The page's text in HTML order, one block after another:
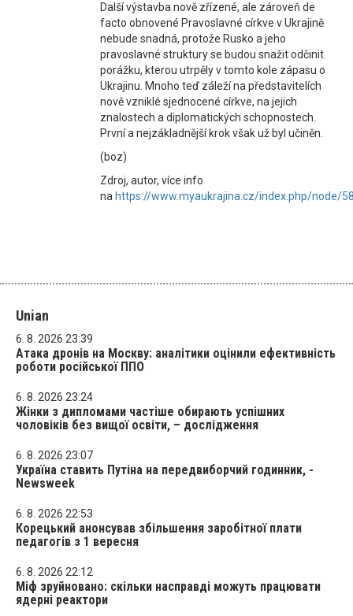
Další výstavba nově zřízené, ale zároveň de
facto obnovené Pravoslavné církve v Ukrajině
nebude snadná, protože Rusko a jeho
pravoslavné struktury se budou snažit odčinit
porážku, kterou utrpěly v tomto kole zápasu o
Ukrajinu. Mnoho teď záleží na představitelích
nově vzniklé sjednocené církve, na jejich
znalostech a diplomatických schopnostech.
První a nejzákladnější krok však už byl učiněn.
(boz)
Zdroj, autor, více info
na https://www.myaukrajina.cz/index.php/node/
Unian
6. 8. 2026 23:39
Атака дронів на Москву: аналітики оцінили ефективність
роботи російської ППО
6. 8. 2026 23:24
Жінки з дипломами частіше обирають успішних
чоловіків без вищої освіти, – дослідження
6. 8. 2026 23:07
Україна ставить Путіна на передвиборчий годинник, -
Newsweek
6. 8. 2026 22:53
Корецький анонсував збільшення заробітної плати
педагогів з 1 вересня
6. 8. 2026 22:12
Міф зруйновано: скільки насправді можуть працювати
ядерні реактори